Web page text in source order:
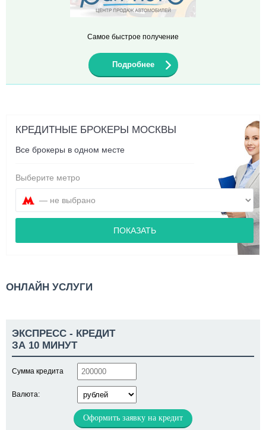
Самое быстрое получение
Подробнее
КРЕДИТНЫЕ БРОКЕРЫ МОСКВЫ
Все брокеры в одном месте
Выберите метро
ПОКАЗАТЬ
ОНЛАЙН УСЛУГИ
ЭКСПРЕСС - КРЕДИТ
ЗА 10 МИНУТ
Сумма кредита
Валюта:
Оформить заявку на кредит